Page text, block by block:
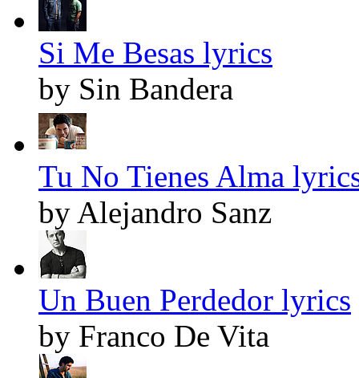
Si Me Besas lyrics
by Sin Bandera
Tu No Tienes Alma
by Alejandro Sanz
Un Buen Perdedor lyrics
by Franco De Vita